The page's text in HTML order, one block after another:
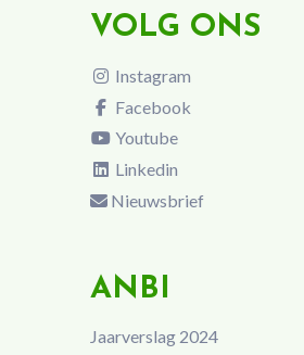
VOLG ONS
Instagram
Facebook
Youtube
Linkedin
Nieuwsbrief
ANBI
Jaarverslag 2024